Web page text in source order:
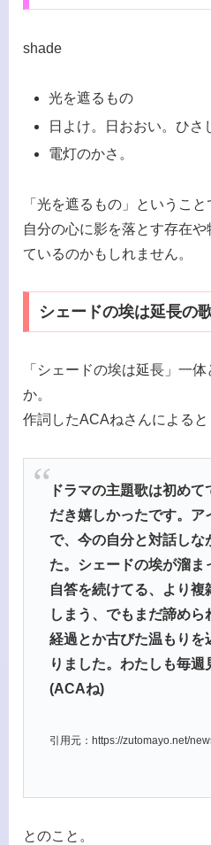
shade
光を遮るもの
日よけ。日おおい。ひさ
電灯のかさ。
「光を遮るもの」ということ
自分の心に影を落とす存在
ているのかもしれません。
シェードの埃は延長の
「シェードの埃は延長」一
か。
作詞したACAねさんによると
ドラマの主題歌は初め
だき嬉しかったです。ア
で、今の自分と対話しな
た。シェードの埃が溜ま
自答を続けてる、より複
しまう、でもまだ諦め
経過とか古びた温もりを
りました。わたしも毎週
(ACAね)
引用元：https://zutomayo.net/
とのこと。